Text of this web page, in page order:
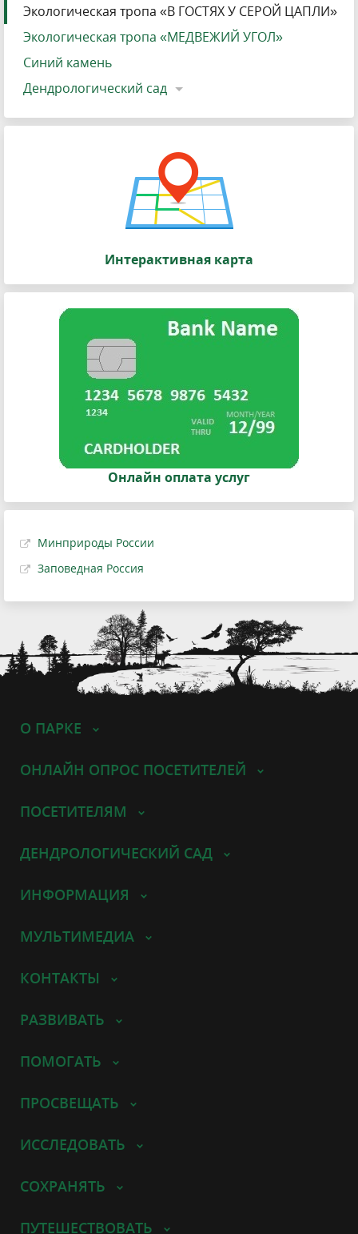
Экологическая тропа «В ГОСТЯХ У СЕРОЙ ЦАПЛИ»
Экологическая тропа «МЕДВЕЖИЙ УГОЛ»
Синий камень
Дендрологический сад
Интерактивная карта
Онлайн оплата услуг
Минприроды России
Заповедная Россия
О ПАРКЕ
ОНЛАЙН ОПРОС ПОСЕТИТЕЛЕЙ
ПОСЕТИТЕЛЯМ
ДЕНДРОЛОГИЧЕСКИЙ САД
ИНФОРМАЦИЯ
МУЛЬТИМЕДИА
КОНТАКТЫ
РАЗВИВАТЬ
ПОМОГАТЬ
ПРОСВЕЩАТЬ
ИССЛЕДОВАТЬ
СОХРАНЯТЬ
ПУТЕШЕСТВОВАТЬ